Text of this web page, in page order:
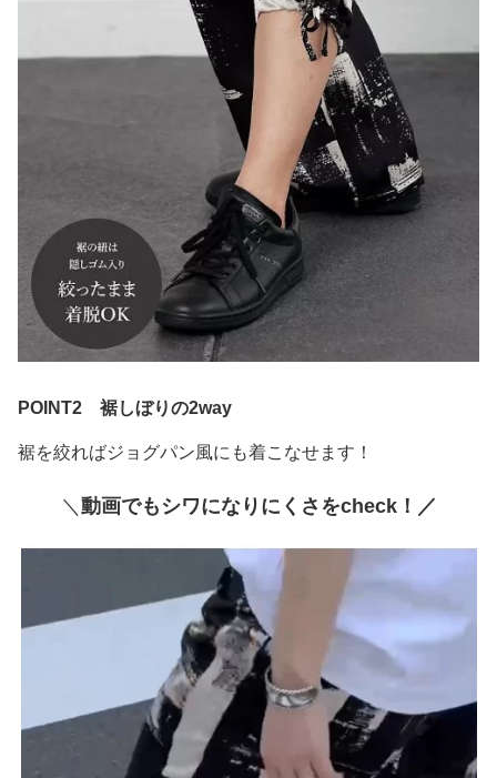
POINT2 裾しぼりの2way
裾を絞ればジョグパン風にも着こなせます！
＼ 動画でもシワになりにくさをcheck！／